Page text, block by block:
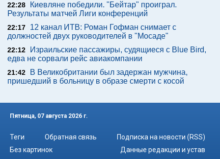
22:28
Киевляне победили. "Бейтар" проиграл.
Результаты матчей Лиги конференций
22:17
12 канал ИТВ: Роман Гофман снимает с
должностей двух руководителей в "Мосаде"
22:12
Израильские пассажиры, судящиеся с Blue Bird,
едва не сорвали рейс авиакомпании
21:42
В Великобритании был задержан мужчина,
пришедший в больницу в образе смерти с косой
Пятница, 07 августа 2026 г.
Теги Обратная связь
Подписка на новости (RSS)
Без картинок
Данные редакции и устав